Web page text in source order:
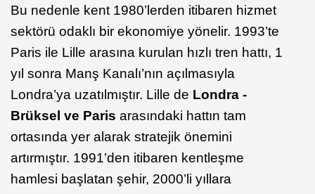
Bu nedenle kent 1980’lerden itibaren hizmet
sektörü odaklı bir ekonomiye yönelir. 1993’te
Paris ile Lille arasına kurulan hızlı tren hattı, 1
yıl sonra Manş Kanalı’nın açılmasıyla
Londra’ya uzatılmıştır. Lille de Londra -
Brüksel ve Paris arasındaki hattın tam
ortasında yer alarak stratejik önemini
artırmıştır. 1991’den itibaren kentleşme
hamlesi başlatan şehir, 2000’li yıllara